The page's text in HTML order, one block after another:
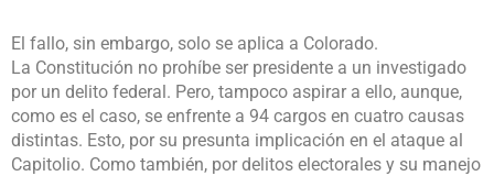
El fallo, sin embargo, solo se aplica a Colorado.
La Constitución no prohíbe ser presidente a un investigado
por un delito federal. Pero, tampoco aspirar a ello, aunque,
como es el caso, se enfrente a 94 cargos en cuatro causas
distintas. Esto, por su presunta implicación en el ataque al
Capitolio. Como también, por delitos electorales y su manejo